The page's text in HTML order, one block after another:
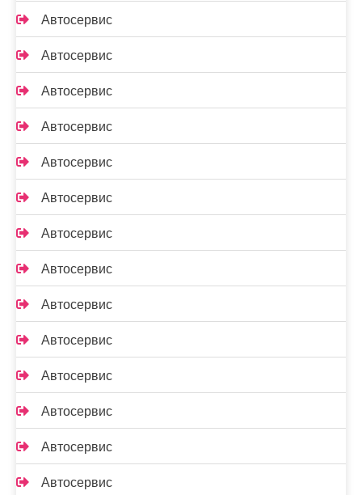
Автосервис
Автосервис
Автосервис
Автосервис
Автосервис
Автосервис
Автосервис
Автосервис
Автосервис
Автосервис
Автосервис
Автосервис
Автосервис
Автосервис